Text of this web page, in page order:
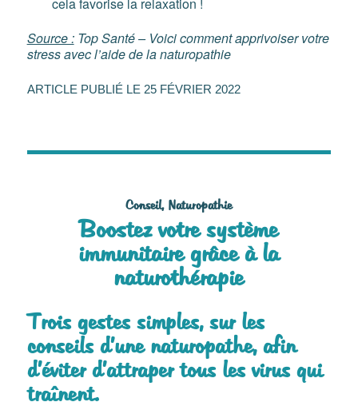
Source : Top Santé – Voici comment apprivoiser votre
stress avec l’aide de la naturopathie
25 FÉVRIER 2022
Conseil, Naturopathie
Boostez votre système
immunitaire grâce à la
naturothérapie
Trois gestes simples, sur les
conseils d’une naturopathe, afin
d’éviter d’attraper tous les virus qui
traînent.